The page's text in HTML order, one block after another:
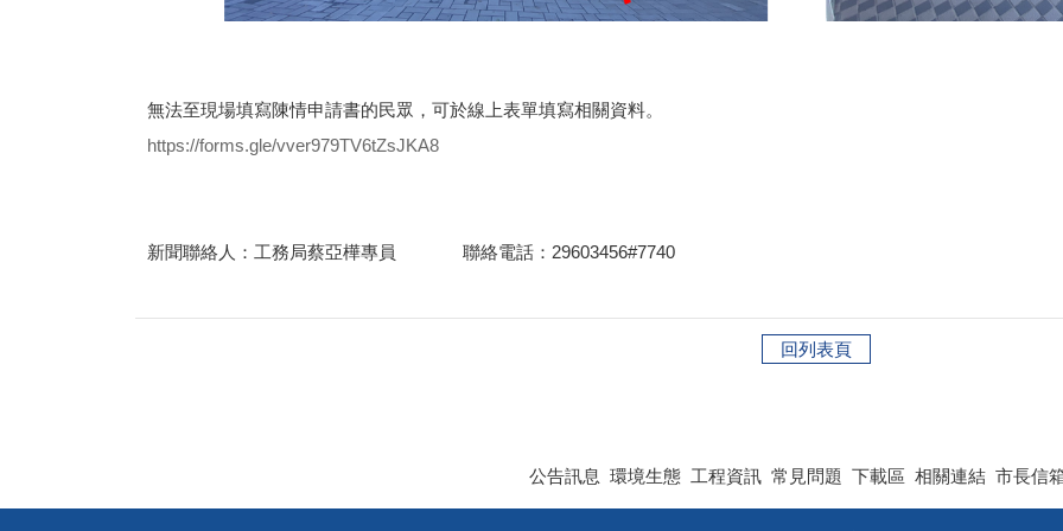
無法至現場填寫陳情申請書的民眾，可於線上表單填寫相關資料。
https://forms.gle/vver979TV6tZsJKA8
新聞聯絡人：工務局蔡亞樺專員 聯絡電話：29603456#7740
回列表頁
公告訊息 環境生態 工程資訊 常見問題 下載區 相關連結 市長信